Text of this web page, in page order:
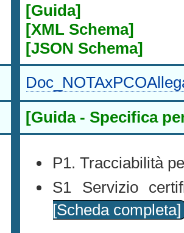
[Guida]
[XML Schema]
[JSON Schema]
[Guida - Specifica
P1. Tracciabilità
S1 Servizio
[Scheda